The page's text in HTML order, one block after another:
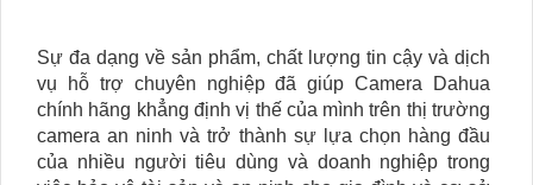
Sự đa dạng về sản phẩm, chất lượng tin cậy và dịch
vụ hỗ trợ chuyên nghiệp đã giúp Camera Dahua
chính hãng khẳng định vị thế của mình trên thị trường
camera an ninh và trở thành sự lựa chọn hàng đầu
của nhiều người tiêu dùng và doanh nghiệp trong